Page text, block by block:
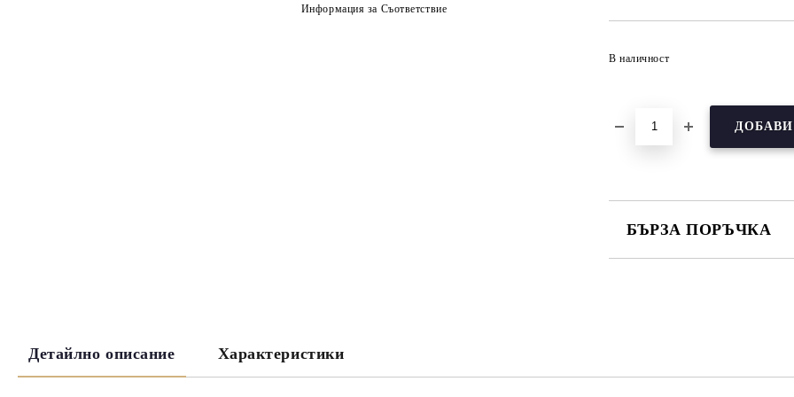
В наличност
БЪРЗА ПОРЪЧКА
Информация за Съответствие
Детайлно описание Характеристики